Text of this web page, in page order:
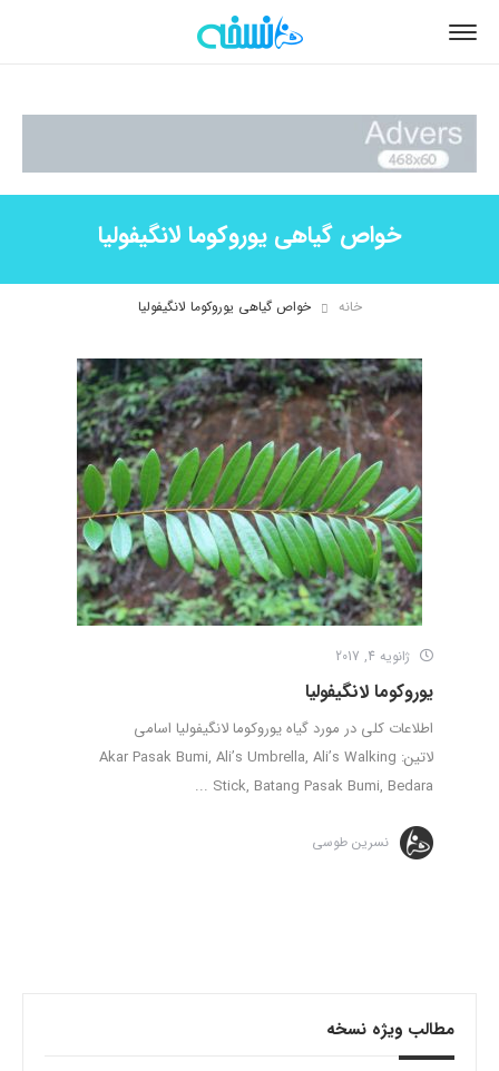
خواص گیاهی یوروکوما لانگیفولیا
خانه خواص گیاهی یوروکوما لانگیفولیا
ژانویه 4, 2017
یوروکوما لانگیفولیا
اطلاعات کلی در مورد گیاه یوروکوما لانگیفولیا اسامی
لاتین: Akar Pasak Bumi, Ali’s Umbrella, Ali’s Walking
Stick, Batang Pasak Bumi, Bedara ...
نسرین طوسی
مطالب ویژه نسخه